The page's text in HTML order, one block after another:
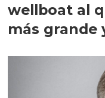
wellboat al
más grande